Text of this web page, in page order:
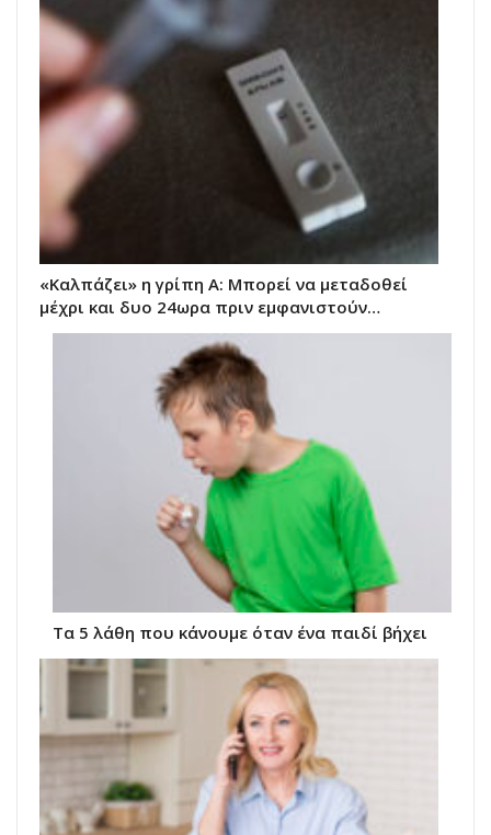
«Καλπάζει» η γρίπη Α: Μπορεί να μεταδοθεί
μέχρι και δυο 24ωρα πριν εμφανιστούν…
Τα 5 λάθη που κάνουμε όταν ένα παιδί βήχει